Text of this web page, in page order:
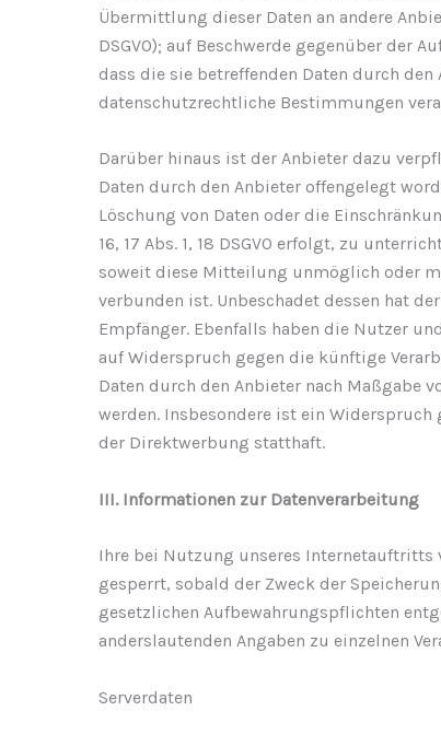
Übermittlung dieser Daten an andere
DSGVO); auf Beschwerde gegenüber der
dass die sie betreffenden Daten durch
datenschutzrechtliche Bestimmungen
Darüber hinaus ist der Anbieter dazu
Daten durch den Anbieter offengelegt
Löschung von Daten oder die
16, 17 Abs. 1, 18 DSGVO erfolgt, zu
soweit diese Mitteilung unmöglich oder
verbunden ist. Unbeschadet dessen hat
Empfänger. Ebenfalls haben die Nutzer
auf Widerspruch gegen die künftige
Daten durch den Anbieter nach Maßgabe
werden. Insbesondere ist ein
der Direktwerbung statthaft.
III. Informationen zur Datenverarbeitung
Ihre bei Nutzung unseres Internetauftritts
gesperrt, sobald der Zweck der
gesetzlichen Aufbewahrungspflichten
anderslautenden Angaben zu einzelnen
Serverdaten